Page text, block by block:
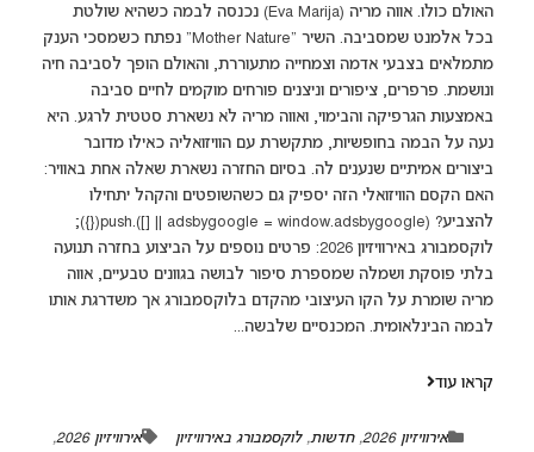
האולם כולו. אווה מריה (Eva Marija) נכנסה לבמה כשהיא שולטת
בכל אלמנט שמסביבה. השיר “Mother Nature” נפתח כשמסכי הענק
מתמלאים בצבעי אדמה וצמחייה מתעוררת, והאולם הופך לסביבה חיה
ונושמת. פרפרים, ציפורים וניצנים פורחים מוקמים לחיים סביבה
באמצעות הגרפיקה והבימוי, ואווה מריה לא נשארת סטטית לרגע. היא
נעה על הבמה בחופשיות, מתקשרת עם הוויזואליה כאילו מדובר
ביצורים אמיתיים שנענים לה. בסיום החזרה נשארת שאלה אחת באוויר:
האם הקסם הוויזואלי הזה יספיק גם כשהשופטים והקהל יתחילו
להצביע? (adsbygoogle = window.adsbygoogle || []).push({});
לוקסמבורג באירוויזיון 2026: פרטים נוספים על הביצוע בחזרה תנועה
בלתי פוסקת ושמלה שמספרת סיפור לבושה בגוונים טבעיים, אווה
מריה שומרת על הקו העיצובי מהקדם בלוקסמבורג אך משדרגת אותו
לבמה הבינלאומית. המכנסיים שלבשה...
קראו עוד
אירוויזיון 2026 ,חדשות,לוקסמבורג באירוויזיון אירוויזיון 2026
,